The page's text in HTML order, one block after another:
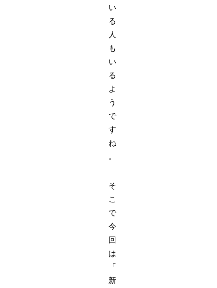
い
る
人
も
い
る
よ
う
で
す
ね
。
そ
こ
で
今
回
は
「
新